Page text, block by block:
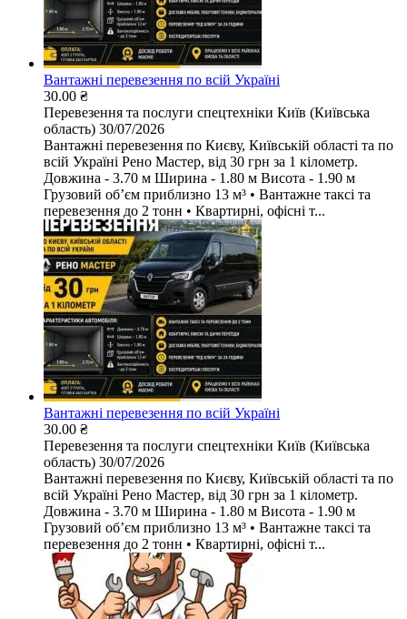
Вантажні перевезення по всій Україні
30.00 ₴
Перевезення та послуги спецтехніки Київ (Київська
область) 30/07/2026
Вантажні перевезення по Києву, Київській області та по
всій Україні Рено Мастер, від 30 грн за 1 кілометр.
Довжина - 3.70 м Ширина - 1.80 м Висота - 1.90 м
Грузовий обʼєм приблизно 13 м³ • Вантажне таксі та
перевезення до 2 тонн • Квартирні, офісні т...
Вантажні перевезення по всій Україні
30.00 ₴
Перевезення та послуги спецтехніки Київ (Київська
область) 30/07/2026
Вантажні перевезення по Києву, Київській області та по
всій Україні Рено Мастер, від 30 грн за 1 кілометр.
Довжина - 3.70 м Ширина - 1.80 м Висота - 1.90 м
Грузовий обʼєм приблизно 13 м³ • Вантажне таксі та
перевезення до 2 тонн • Квартирні, офісні т...